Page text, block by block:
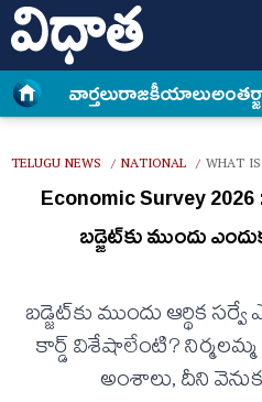
వార్త‌లురాజకీయాలు
TELUGU NEWS / NATIONAL / WHAT
Economic Survey
బడ్జెట్‌కు ముందు
బడ్జెట్‌కు ముందు ఆర్థిక సర్వే
కార్డ్ విశేషాలేంటి? నిర్మలమ్మ
అంశాలు, దీని